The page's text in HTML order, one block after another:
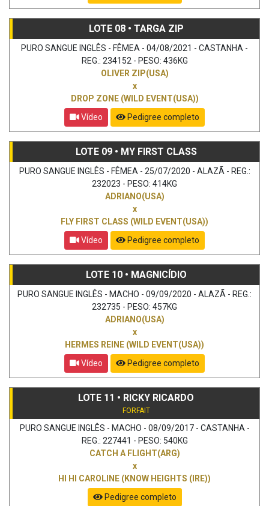
LOTE 08 • TARGA ZIP
PURO SANGUE INGLÊS - FÊMEA - 04/08/2021 - CASTANHA -
REG.: 234152 - PESO: 436KG
OLIVER ZIP(USA)
x
DROP ZONE (WILD EVENT(USA))
Vídeo
Pedigree completo
LOTE 09 • MY FIRST CLASS
PURO SANGUE INGLÊS - FÊMEA - 25/07/2020 - ALAZÃ - REG.:
232023 - PESO: 414KG
ADRIANO(USA)
x
FLY FIRST CLASS (WILD EVENT(USA))
Vídeo
Pedigree completo
LOTE 10 • MAGNICÍDIO
PURO SANGUE INGLÊS - MACHO - 09/09/2020 - ALAZÃ - REG.:
232735 - PESO: 457KG
ADRIANO(USA)
x
HERMES REINE (WILD EVENT(USA))
Vídeo
Pedigree completo
LOTE 11 • RICKY RICARDO
FORFAIT
PURO SANGUE INGLÊS - MACHO - 08/09/2017 - CASTANHA -
REG.: 227441 - PESO: 540KG
CATCH A FLIGHT(ARG)
x
HI HI CAROLINE (KNOW HEIGHTS (IRE))
Pedigree completo